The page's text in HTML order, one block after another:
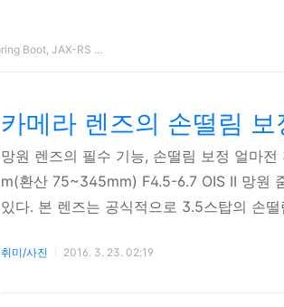
Software Engineer, Java, Spring Boot, JAX-RS REST API, OAuth 2.0, Microservice, DevOps
망원 렌즈의 필수 기능, 손떨림 보정 얼마
m(환산 75~345mm) F4.5-6.7 OIS II 망원
있다. 본 렌즈는 공식적으로 3.5스탑의 손
그만큼 망원 렌즈에는 손떨림 보정 기능이
취미/사진 2016. 3. 23. 02:19